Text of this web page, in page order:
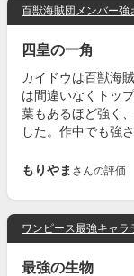
百獣海賊団メンバー強
四皇の一角
カイドウは百獣海
は間違いなくトッ
葉もあるほど強く
した。作中でも強
もりやま さんの評価
ワンピース最強キャラ
最強の生物